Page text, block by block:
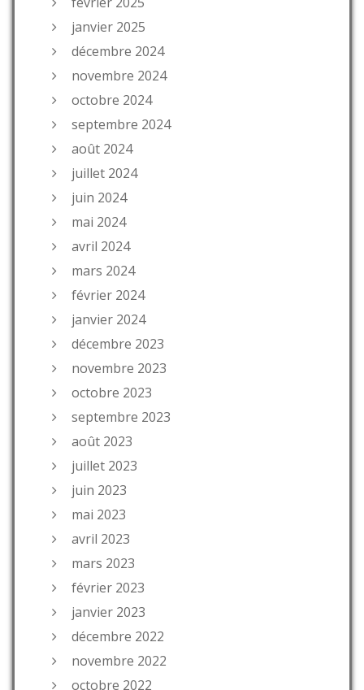
janvier 2025
décembre 2024
novembre 2024
octobre 2024
septembre 2024
août 2024
juillet 2024
juin 2024
mai 2024
avril 2024
mars 2024
février 2024
janvier 2024
décembre 2023
novembre 2023
octobre 2023
septembre 2023
août 2023
juillet 2023
juin 2023
mai 2023
avril 2023
mars 2023
février 2023
janvier 2023
décembre 2022
novembre 2022
octobre 2022